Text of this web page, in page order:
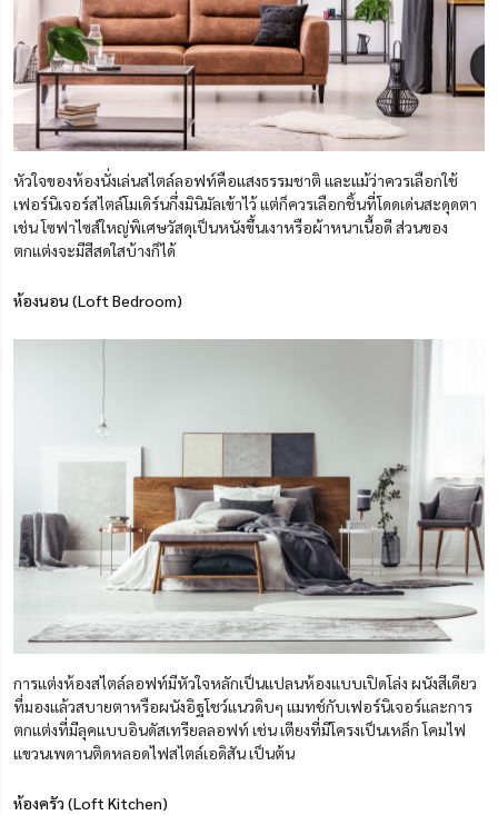
หัวใจของห้องนั่งเล่นสไตล์ลอฟท์คือแสงธรรมชาติ และแม้ว่าควรเลือกใช้
เฟอร์นิเจอร์สไตล์โมเดิร์นกึ่งมินิมัลเข้าไว้ แต่ก็ควรเลือกชิ้นที่โดดเด่นสะดุดตา
เช่น โซฟาไซส์ใหญ่พิเศษวัสดุเป็นหนังขึ้นเงาหรือผ้าหนาเนื้อดี ส่วนของ
ตกแต่งจะมีสีสดใสบ้างก็ได้
ห้องนอน (Loft Bedroom)
การแต่งห้องสไตล์ลอฟท์มีหัวใจหลักเป็นแปลนห้องแบบเปิดโล่ง ผนังสีเดียว
ที่มองแล้วสบายตาหรือผนังอิฐโชว์แนวดิบๆ แมทช์กับเฟอร์นิเจอร์และการ
ตกแต่งที่มีลุคแบบอินดัสเทรียลลอฟท์ เช่น เตียงที่มีโครงเป็นเหล็ก โคมไฟ
แขวนเพดานติดหลอดไฟสไตล์เอดิสัน เป็นต้น
ห้องครัว (Loft Kitchen)